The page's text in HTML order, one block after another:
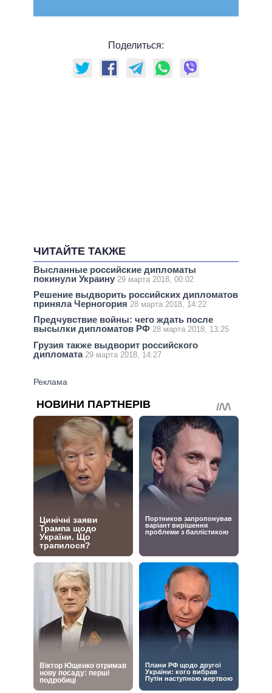
Поделиться:
ЧИТАЙТЕ ТАКЖЕ
Высланные российские дипломаты
покинули Украину 29 марта 2018, 00:02
Решение выдворить российских дипломатов
приняла Черногория 28 марта 2018, 14:22
Предчувствие войны: чего ждать после
высылки дипломатов РФ 28 марта 2018, 13:25
Грузия также выдворит российского
дипломата 29 марта 2018, 14:27